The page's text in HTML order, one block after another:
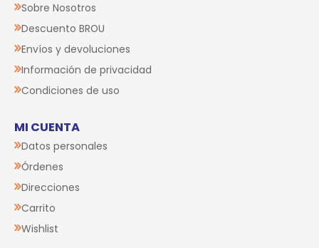
Sobre Nosotros
Descuento BROU
Envíos y devoluciones
Información de privacidad
Condiciones de uso
MI CUENTA
Datos personales
Órdenes
Direcciones
Carrito
Wishlist